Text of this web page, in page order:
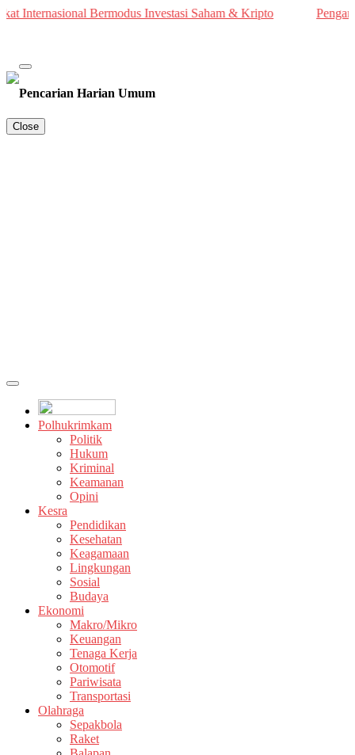
Bermodus Investasi Saham & Kripto Pengamat
Pencarian Harian Umum
Close
Polhukrimkam
Politik
Hukum
Kriminal
Keamanan
Opini
Kesra
Pendidikan
Kesehatan
Keagamaan
Lingkungan
Sosial
Budaya
Ekonomi
Makro/Mikro
Keuangan
Tenaga Kerja
Otomotif
Pariwisata
Transportasi
Olahraga
Sepakbola
Raket